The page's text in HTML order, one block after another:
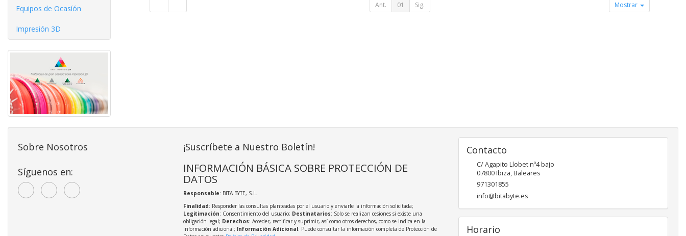
Equipos de Ocasíón
Impresión 3D
Ant. 01 Sig. Mostrar
Sobre Nosotros
Síguenos en:
¡Suscríbete a Nuestro Boletín!
INFORMACIÓN BÁSICA SOBRE PROTECCIÓN DE
DATOS
Responsable: BITA BYTE, S.L.
Finalidad: Responder las consultas planteadas por el usuario y enviarle la información solicitada;
Legitimación: Consentimiento del usuario; Destinatarios: Solo se realizan cesiones si existe una
obligación legal; Derechos: Acceder, rectificar y suprimir, así como otros derechos, como se indica en la
información adicional; Información Adicional: Puede consultar la información completa de Protección de
Contacto
C/ Agapito Llobet nº4 bajo
07800Ibiza,Baleares
971301855
info@bitabyte.es
Horario